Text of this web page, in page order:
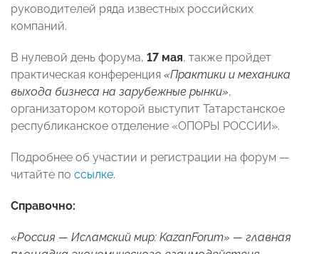
руководителей ряда известных российских
компаний.
В нулевой день форума, 17 мая, также пройдет
практическая конференция «Практики и механика
выхода бизнеса на зарубежные рынки»,
организатором которой выступит Татарстанское
республиканское отделение «ОПОРЫ РОССИИ».
Подробнее об участии и регистрации на форум —
читайте по ссылке.
Справочно:
«Россия — Исламский мир: KazanForum» — главная